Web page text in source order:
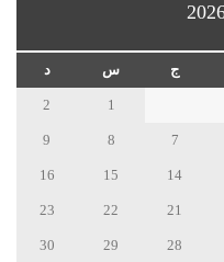
ج س د
1
2
7
8
9
14
15
16
21
22
23
28
29
30